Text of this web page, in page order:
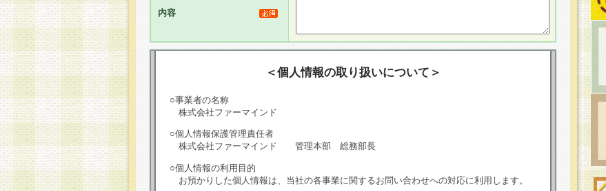
内容
＜個人情報の取り扱いについて＞
○事業者の名称
株式会社ファーマインド
○個人情報保護管理責任者
株式会社ファーマインド 管理本部 総務部長
○個人情報の利用目的
お預かりした個人情報は、当社の各事業に関するお問い合わせへの対応に利用します。